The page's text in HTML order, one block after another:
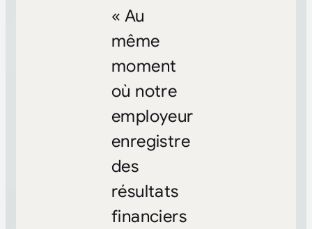
« Au
même
moment
où notre
employeur
enregistre
des
résultats
financiers